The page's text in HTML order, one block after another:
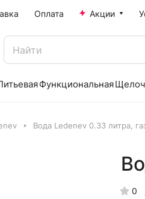
Оплата Акции
Функциональная
Вода Ledenev 0.33 литра,
0